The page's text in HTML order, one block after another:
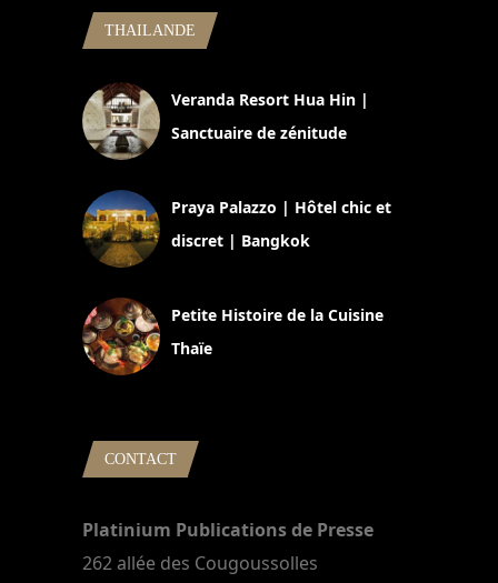
THAILANDE
Veranda Resort Hua Hin |
Sanctuaire de zénitude
Praya Palazzo | Hôtel chic et
discret | Bangkok
Petite Histoire de la Cuisine
Thaïe
CONTACT
Platinium Publications de Presse
262 allée des Cougoussolles